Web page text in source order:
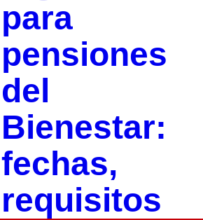
para
pensiones
del
Bienestar:
fechas,
requisitos